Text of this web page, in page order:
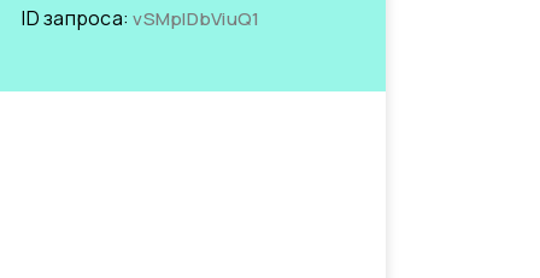
ID запроса:vSMplDbViuQ1